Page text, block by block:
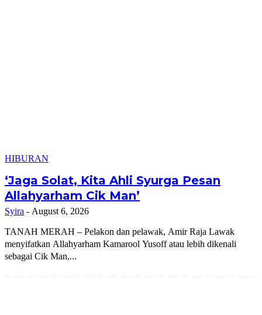
HIBURAN
‘Jaga Solat, Kita Ahli Syurga Pesan
Allahyarham Cik Man’
Syira - August 6, 2026
TANAH MERAH – Pelakon dan pelawak, Amir Raja Lawak
menyifatkan Allahyarham Kamarool Yusoff atau lebih dikenali
sebagai Cik Man,...